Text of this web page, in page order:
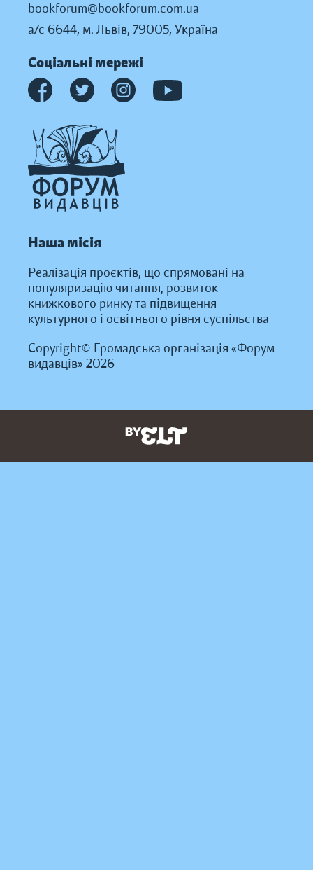
bookforum@bookforum.com.ua
а/с 6644, м. Львів, 79005, Україна
Соціальні мережі
Наша місія
Реалізація проєктів, що спрямовані на
популяризацію читання, розвиток
книжкового ринку та підвищення
культурного і освітнього рівня суспільства
Copyright© Громадська організація «Форум
видавців» 2026